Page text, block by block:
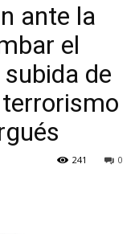
ante la
el
subida de
terrorismo
0
241